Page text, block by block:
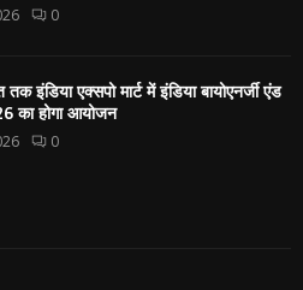
0
इंडिया एक्सपो मार्ट में इंडिया बायोएनर्जी एंड
का होगा आयोजन
0